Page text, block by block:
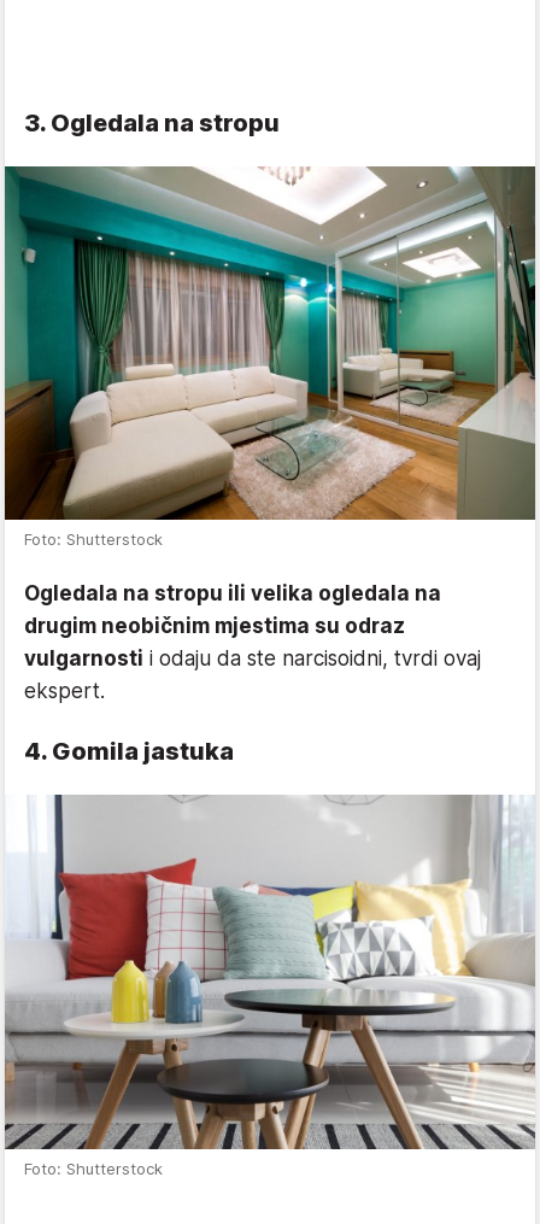
3. Ogledala na stropu
Foto: Shutterstock
Ogledala na stropu ili velika ogledala na
drugim neobičnim mjestima su odraz
vulgarnosti i odaju da ste narcisoidni, tvrdi ovaj
ekspert.
4. Gomila jastuka
Foto: Shutterstock